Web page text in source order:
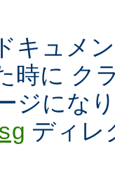
キュメ
時に ク
ジにな
ディレ